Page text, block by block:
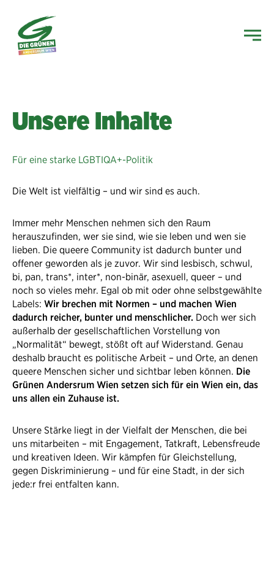
Unsere Inhalte
Für eine starke LGBTIQA+-Politik
Die Welt ist vielfältig – und wir sind es auch.
Immer mehr Menschen nehmen sich den Raum
herauszufinden, wer sie sind, wie sie leben und wen sie
lieben. Die queere Community ist dadurch bunter und
offener geworden als je zuvor. Wir sind lesbisch, schwul,
bi, pan, trans*, inter*, non-binär, asexuell, queer – und
noch so vieles mehr. Egal ob mit oder ohne selbstgewählte
Labels: Wir brechen mit Normen – und machen Wien
dadurch reicher, bunter und menschlicher. Doch wer sich
außerhalb der gesellschaftlichen Vorstellung von
„Normalität“ bewegt, stößt oft auf Widerstand. Genau
deshalb braucht es politische Arbeit – und Orte, an denen
queere Menschen sicher und sichtbar leben können. Die
Grünen Andersrum Wien setzen sich für ein Wien ein, das
uns allen ein Zuhause ist.
Unsere Stärke liegt in der Vielfalt der Menschen, die bei
uns mitarbeiten – mit Engagement, Tatkraft, Lebensfreude
und kreativen Ideen. Wir kämpfen für Gleichstellung,
gegen Diskriminierung – und für eine Stadt, in der sich
jede:r frei entfalten kann.